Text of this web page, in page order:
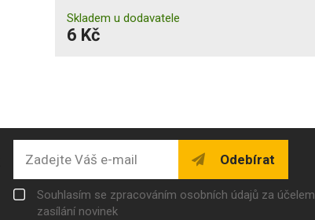
Skladem u dodavatele
6 Kč
Odebírat
Souhlasím se zpracováním osobních údajů za účelem
zasílání novinek